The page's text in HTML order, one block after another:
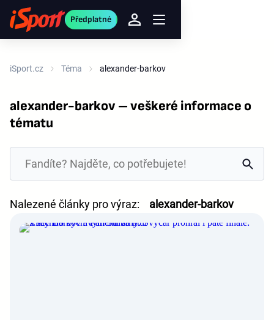
Předplatné
iSport.cz Téma alexander-barkov
alexander-barkov – veškeré informace o
tématu
Nalezené články pro výraz: alexander-barkov